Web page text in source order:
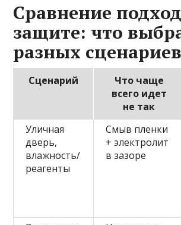
Сравнение
защите: что
разных сценариев
Сценарий
Что чаще
всего идет
не так
Уличная
дверь,
влажность/
реагенты
Смыв пленки
+ электролит
в зазоре